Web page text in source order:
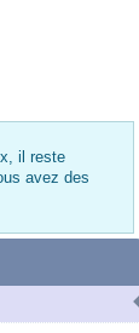
il reste
avez des